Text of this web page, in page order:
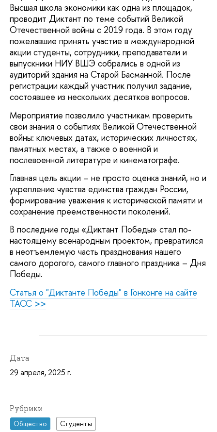
Высшая школа экономики как одна из площадок,
проводит Диктант по теме событий Великой
Отечественной войны с 2019 года. В этом году
пожелавшие принять участие в международной
акции студенты, сотрудники, преподаватели и
выпускники НИУ ВШЭ собрались в одной из
аудиторий здания на Старой Басманной. После
регистрации каждый участник получил задание,
состоявшее из нескольких десятков вопросов.
Мероприятие позволило участникам проверить
свои знания о событиях Великой Отечественной
войны: ключевых датах, исторических личностях,
памятных местах, а также о военной и
послевоенной литературе и кинематографе.
Главная цель акции – не просто оценка знаний, но и
укрепление чувства единства граждан России,
формирование уважения к исторической памяти и
сохранение преемственности поколений.
В последние годы «Диктант Победы» стал по-
настоящему всенародным проектом, превратился
в неотъемлемую часть празднования нашего
самого дорогого, самого главного праздника – Дня
Победы.
Статья о "Диктанте Победы" в Гонконге на сайте
ТАСС >>
Дата
29 апреля, 2025 г.
Рубрики
Общество Студенты